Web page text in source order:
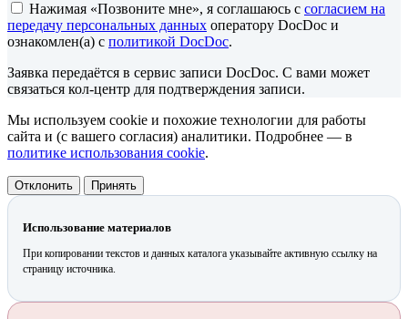
Нажимая «Позвоните мне», я соглашаюсь с согласием на
передачу персональных данных оператору DocDoc и
ознакомлен(а) с политикой DocDoc.
Заявка передаётся в сервис записи DocDoc. С вами может
связаться кол-центр для подтверждения записи.
Мы используем cookie и похожие технологии для работы
сайта и (с вашего согласия) аналитики. Подробнее — в
политике использования cookie.
Отклонить Принять
Использование материалов
При копировании текстов и данных каталога указывайте активную ссылку на
страницу источника.